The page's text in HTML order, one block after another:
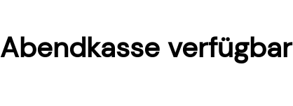
Abendkasse verfügbar